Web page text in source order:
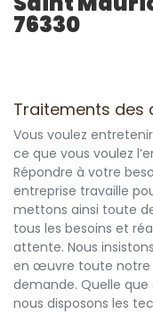
76330
Traitements des
Vous voulez
ce que vous voulez
Répondre à votre
entreprise travaille
mettons ainsi toute
tous les besoins et
attente. Nous
en œuvre toute notre
demande. Quelle que
nous disposons les